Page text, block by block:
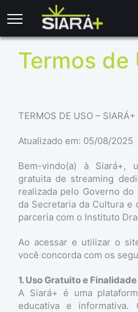
Termos de
TERMOS DE USO – SIARÁ+
Atualizado em: 05/08/2025
Bem-vindo(a) à Siará+,
gratuita de streaming
realizada pelo Governo
da Secretaria da Cultura e
parceria com o Instituto
Ao acessar e utilizar o
você concorda com os
1. Uso Gratuito e Finalidade
A Siará+ é uma
educativa e informativa.